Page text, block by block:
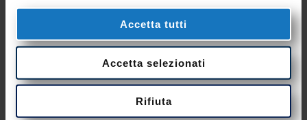
Accetta tutti
Accetta selezionati
Rifiuta
scientifico e tecnico di Luca Lombroso, è stata
attivata una nuova stazione di monitoraggio di
marca Davis Instruments installata dai tecnici Nesa
sul proprio palo abbattibile da 10m, di norma
utilizzato per le stazioni standard fornite in contesti
di ampio respiro (quali ad esempio